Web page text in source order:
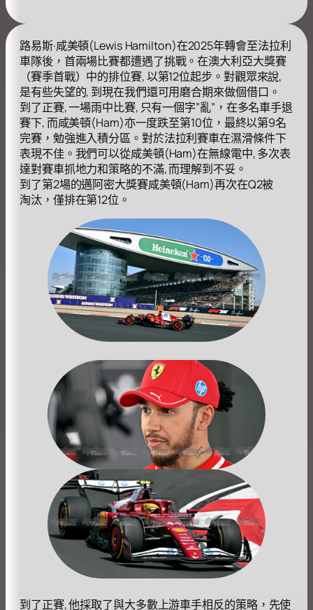
路易斯·咸美頓(Lewis Hamilton)在2025年轉會至法拉利
車隊後，首兩場比賽都遭遇了挑戰。在澳大利亞大獎賽
（賽季首戰）中的排位賽, 以第12位起步。對觀眾來說,
是有些失望的, 到現在我們還可用磨合期來做個借口。
到了正賽, 一場雨中比賽, 只有一個字”亂”，在多名車手退
賽下, 而咸美頓(Ham)亦一度跌至第10位，最終以第9名
完賽，勉強進入積分區。對於法拉利賽車在濕滑條件下
表現不佳。我們可以從咸美頓(Ham)在無線電中, 多次表
達對賽車抓地力和策略的不滿, 而理解到不妥。
到了第2場的邁阿密大獎賽咸美頓(Ham)再次在Q2被
淘汰，僅排在第12位。
到了正賽, 他採取了與大多數上游車手相反的策略，先使